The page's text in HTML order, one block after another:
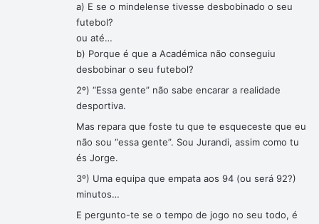
a) E se o mindelense tivesse desbobinado o seu
futebol?
ou até…
b) Porque é que a Académica não conseguiu
desbobinar o seu futebol?
2º) “Essa gente” não sabe encarar a realidade
desportiva.
Mas repara que foste tu que te esqueceste que eu
não sou “essa gente”. Sou Jurandi, assim como tu
és Jorge.
3º) Uma equipa que empata aos 94 (ou será 92?)
minutos…
E pergunto-te se o tempo de jogo no seu todo, é